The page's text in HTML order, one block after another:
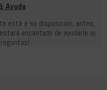
Ayuda
está a su disposición, antes,
encantado de ayudarle si